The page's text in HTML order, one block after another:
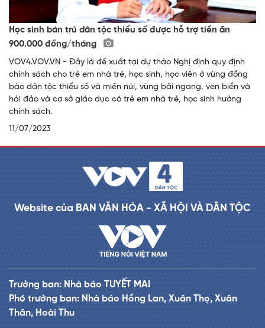
Học sinh bán trú dân tộc thiểu số được hỗ trợ tiền ăn
900.000 đồng/tháng
VOV4.VOV.VN - Đây là đề xuất tại dự thảo Nghị định quy định
chính sách cho trẻ em nhà trẻ, học sinh, học viên ở vùng đồng
bào dân tộc thiểu số và miền núi, vùng bãi ngang, ven biển và
hải đảo và cơ sở giáo dục có trẻ em nhà trẻ, học sinh hưởng
chính sách.
11/07/2023
Website của BAN VĂN HÓA - XÃ HỘI VÀ DÂN TỘC
Trưởng ban: Nhà báo TUYẾT MAI
Phó trưởng ban: Nhà báo Hồng Lan, Xuân Thọ, Xuân
Thân, Hoài Thu